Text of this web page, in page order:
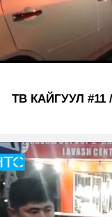
ТВ КАЙГУУЛ #11